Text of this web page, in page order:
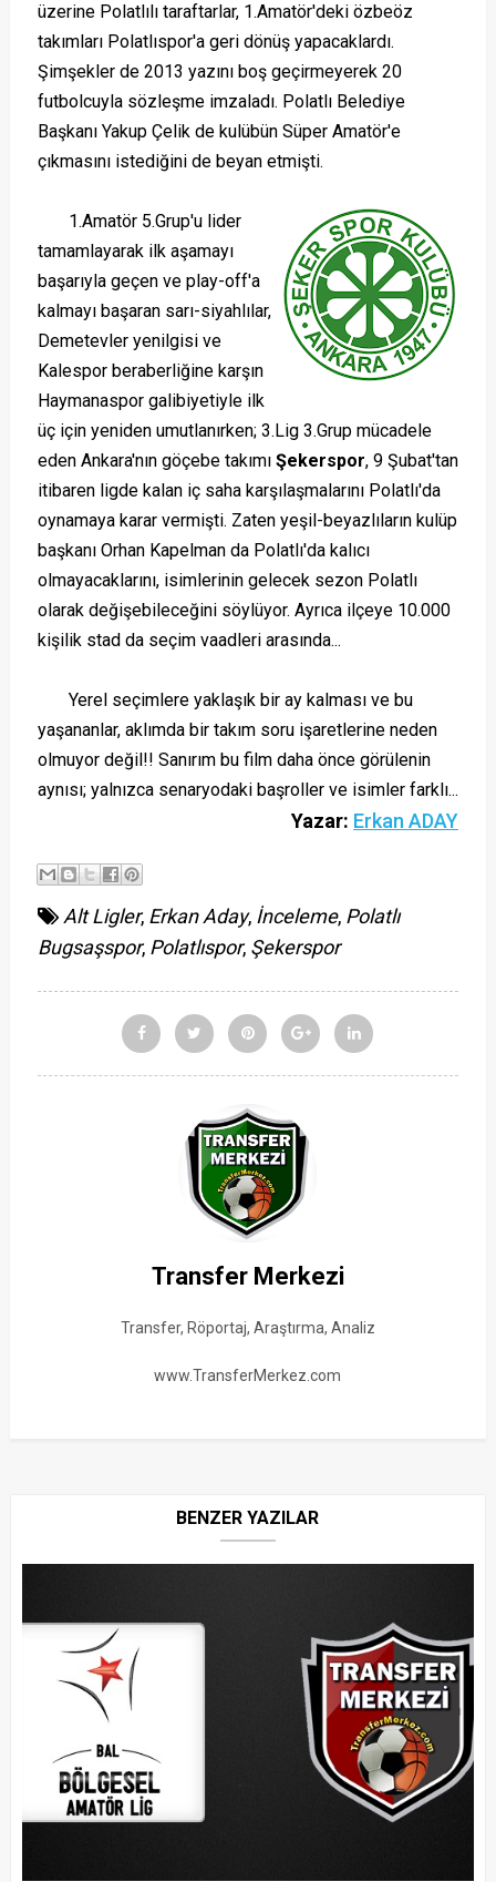
üzerine Polatlılı taraftarlar, 1.Amatör'deki özbeöz
takımları Polatlıspor'a geri dönüş yapacaklardı.
Şimşekler de 2013 yazını boş geçirmeyerek 20
futbolcuyla sözleşme imzaladı. Polatlı Belediye
Başkanı Yakup Çelik de kulübün Süper Amatör'e
çıkmasını istediğini de beyan etmişti.
1.Amatör 5.Grup'u lider
tamamlayarak ilk aşamayı
başarıyla geçen ve play-off'a
kalmayı başaran sarı-siyahlılar,
Demetevler yenilgisi ve
Kalespor beraberliğine karşın
Haymanaspor galibiyetiyle ilk
üç için yeniden umutlanırken; 3.Lig 3.Grup mücadele
eden Ankara'nın göçebe takımı Şekerspor, 9 Şubat'tan
itibaren ligde kalan iç saha karşılaşmalarını Polatlı'da
oynamaya karar vermişti. Zaten yeşil-beyazlıların kulüp
başkanı Orhan Kapelman da Polatlı'da kalıcı
olmayacaklarını, isimlerinin gelecek sezon Polatlı
olarak değişebileceğini söylüyor. Ayrıca ilçeye 10.000
kişilik stad da seçim vaadleri arasında...
Yerel seçimlere yaklaşık bir ay kalması ve bu
yaşananlar, aklımda bir takım soru işaretlerine neden
olmuyor değil!! Sanırım bu film daha önce görülenin
aynısı; yalnızca senaryodaki başroller ve isimler farklı...
Yazar: Erkan ADAY
Alt Ligler, Erkan Aday, İnceleme, Polatlı
Bugsaşspor, Polatlıspor, Şekerspor
Transfer Merkezi
Transfer, Röportaj, Araştırma, Analiz
www.TransferMerkez.com
BENZER YAZILAR